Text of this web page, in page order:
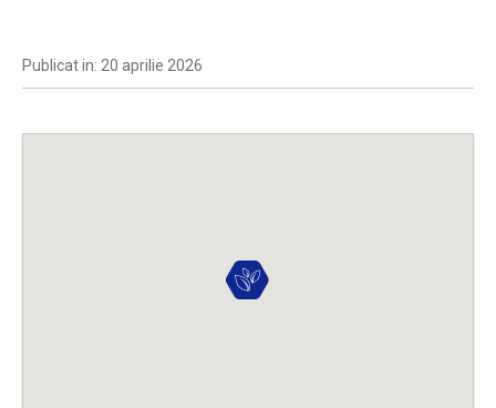
Publicat in: 20 aprilie 2026